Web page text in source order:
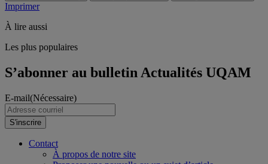
Imprimer
À lire aussi
Les plus populaires
S’abonner au bulletin Actualités UQAM
E-mail(Nécessaire)
S'inscrire
Contact
À propos de notre site